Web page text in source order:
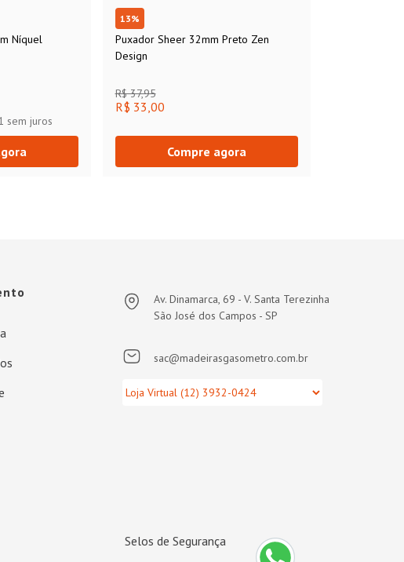
Níquel
sem juros
13%
Puxador Sheer 32mm Preto Zen
Design
R$ 37,95
R$ 33,00
Compre agora
Av. Dinamarca, 69 - V. Santa Terezinha
São José dos Campos - SP
sac@madeirasgasometro.com.br
Selos de Segurança